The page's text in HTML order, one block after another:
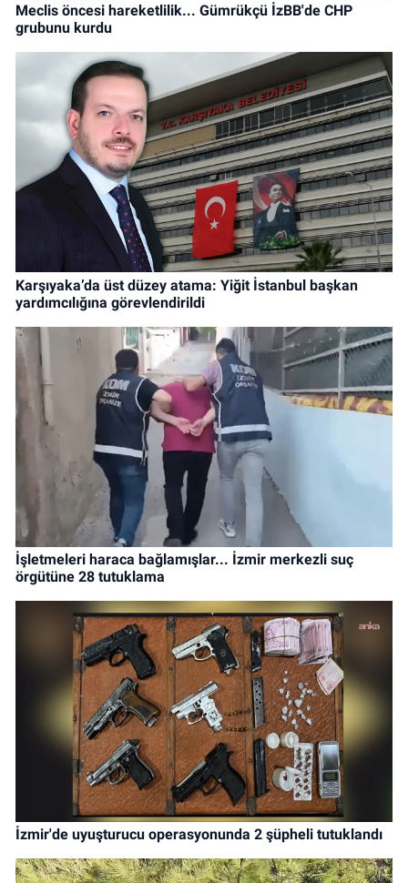
Meclis öncesi hareketlilik... Gümrükçü İzBB'de CHP
grubunu kurdu
Karşıyaka’da üst düzey atama: Yiğit İstanbul başkan
yardımcılığına görevlendirildi
İşletmeleri haraca bağlamışlar... İzmir merkezli suç
örgütüne 28 tutuklama
İzmir'de uyuşturucu operasyonunda 2 şüpheli tutuklandı